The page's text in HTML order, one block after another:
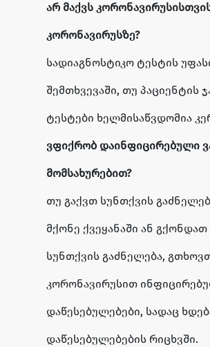
არ მაქვს
კორონავირუსზე?
სადიაგნოსტიკო ტესტის
შემთხვევაში, თუ პაციენტის
ტესტები ხელმისაწვდომია
ვფიქრობ დაინფიცირებული
მომსახურებით?
თუ გაქვთ სუნთქვის
მქონე ქვეყანაში ან
სუნთქვის გაძნელება,
კორონავირუსით
დაწესებულებები, სადაც
დაწესებულებების რიცხვში.